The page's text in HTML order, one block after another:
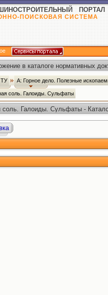
ПОРТАЛ
ПОИСКОВАЯ СИСТЕМА
в каталоге нормативных
ТУ А: Горное дело. Полезные
соль. Галоиды. Сульфаты
соль. Галоиды. Сульфаты -